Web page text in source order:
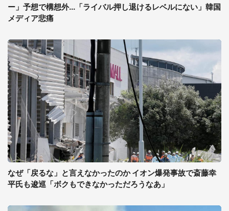
ー」予想で構想外...「ライバル押し退けるレベルにない」韓国
メディア悲痛
なぜ「戻るな」と言えなかったのか イオン爆発事故で斎藤幸
平氏も逡巡「ボクもできなかっただろうなあ」